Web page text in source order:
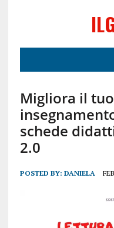
Migliora il
schede
2.0
POSTED BY: DANIELA